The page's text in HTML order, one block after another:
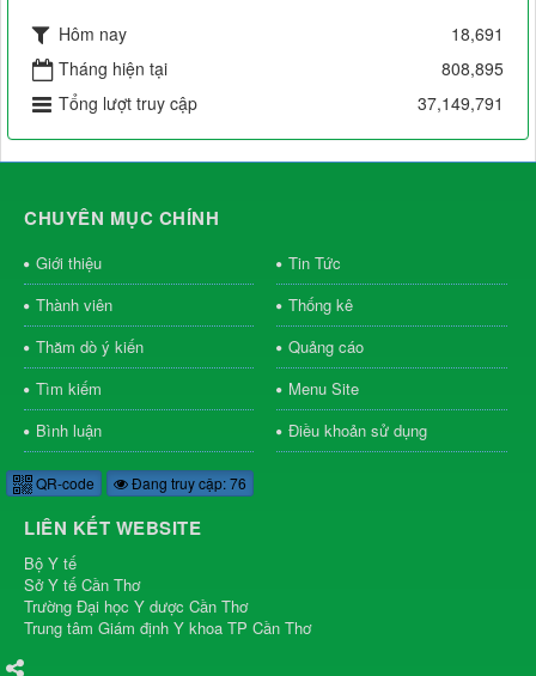
Hôm nay
18,691
Tháng hiện tại
808,895
Tổng lượt truy cập
37,149,791
CHUYÊN MỤC CHÍNH
Giới thiệu
Tin Tức
Thành viên
Thống kê
Thăm dò ý kiến
Quảng cáo
Tìm kiếm
Menu Site
Bình luận
Điều khoản sử dụng
QR-code Đang truy cập: 76
LIÊN KẾT WEBSITE
Bộ Y tế
Sở Y tế Cần Thơ
Trường Đại học Y dược Cần Thơ
Trung tâm Giám định Y khoa TP Cần Thơ